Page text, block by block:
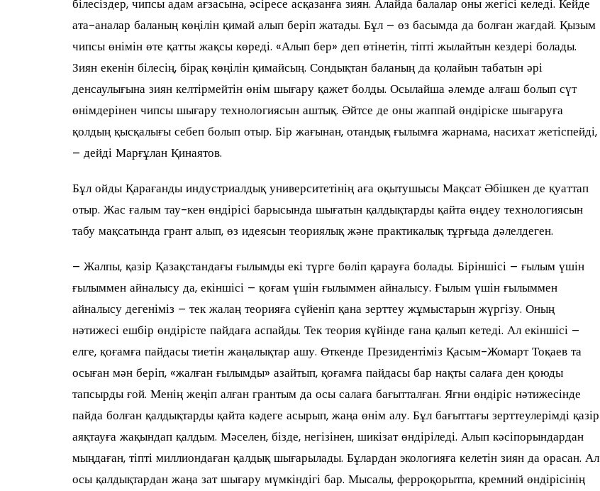
білесіздер, чипсы адам ағзасына, әсіресе асқазанға зиян. Алайда балалар оны жегісі келеді. Кейде
ата-аналар баланың көңілін қимай алып беріп жатады. Бұл – өз басымда да болған жағдай. Қызым
чипсы өнімін өте қатты жақсы көреді. «Алып бер» деп өтінетін, тіпті жылайтын кездері болады.
Зиян екенін білесің, бірақ көңілін қимайсың. Сондықтан баланың да қолайын табатын әрі
денсаулығына зиян келтірмейтін өнім шығару қажет болды. Осылайша әлемде алғаш болып сүт
өнімдерінен чипсы шығару технологиясын аштық. Әйтсе де оны жаппай өндіріске шығаруға
қолдың қысқалығы себеп болып отыр. Бір жағынан, отандық ғылымға жарнама, насихат жетіспейді,
– дейді Марғұлан Қинаятов.
Бұл ойды Қарағанды индустриалдық университетінің аға оқытушысы Мақсат Әбішкен де қуаттап
отыр. Жас ғалым тау-кен өндірісі барысында шығатын қалдықтарды қайта өңдеу технологиясын
табу мақсатында грант алып, өз идеясын теориялық және практикалық тұрғыда дәлелдеген.
– Жалпы, қазір Қазақстандағы ғылымды екі түрге бөліп қарауға болады. Біріншісі – ғылым үшін
ғылыммен айналысу да, екіншісі – қоғам үшін ғылыммен айналысу. Ғылым үшін ғылыммен
айналысу дегеніміз – тек жалаң теорияға сүйеніп қана зерттеу жұмыстарын жүргізу. Оның
нәтижесі ешбір өндірісте пайдаға аспайды. Тек теория күйінде ғана қалып кетеді. Ал екіншісі –
елге, қоғамға пайдасы тиетін жаңалықтар ашу. Өткенде Президентіміз Қасым-Жомарт Тоқаев та
осыған мән беріп, «жалған ғылымды» азайтып, қоғамға пайдасы бар нақты салаға ден қоюды
тапсырды ғой. Менің жеңіп алған грантым да осы салаға бағытталған. Яғни өндіріс нәтижесінде
пайда болған қалдықтарды қайта кәдеге асырып, жаңа өнім алу. Бұл бағыттағы зерттеулерімді қазір
аяқтауға жақындап қалдым. Мәселен, бізде, негізінен, шикізат өндіріледі. Алып кәсіпорындардан
мыңдаған, тіпті миллиондаған қалдық шығарылады. Бұлардан экологияға келетін зиян да орасан. Ал
осы қалдықтардан жаңа зат шығару мүмкіндігі бар. Мысалы, ферроқорытпа, кремний өндірісінің